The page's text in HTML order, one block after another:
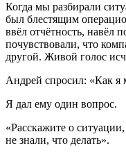
Когда мы разбирали
был блестящим
ввёл отчётность, навёл
почувствовали, что
другой. Живой голос
Андрей спросил: «Как я
Я дал ему один вопрос.
«Расскажите о
не знали, что делать».